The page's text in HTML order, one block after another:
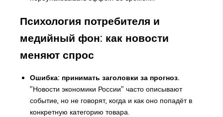
Психология потребителя и
медийный фон: как новости
меняют спрос
Ошибка: принимать заголовки за прогноз.
"Новости экономики России" часто описывают
событие, но не говорят, когда и как оно попадёт в
конкретную категорию товара.